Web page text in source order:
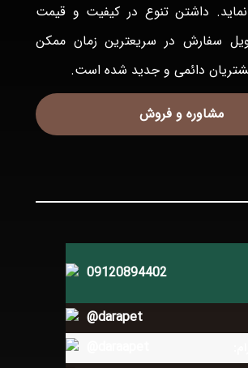
نمايد. داشتن تنوع در كيفيت و قيمت
سفارش در سريعترين زمان ممكن
دائمی و جديد شده است.
مشاوره و فروش
09120894402
@darapet